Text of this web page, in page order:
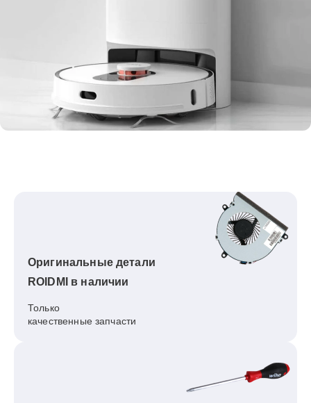
Оригинальные детали
ROIDMI в наличии
Только
качественные запчасти